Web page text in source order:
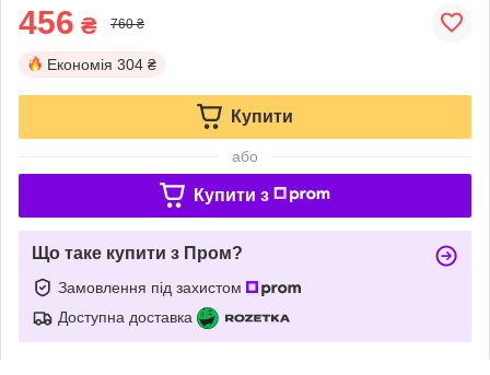
456 ₴ 760 ₴
Економія 304 ₴
Купити
або
Купити з
Що таке купити з Пром?
Замовлення під захистом
Доступна доставка